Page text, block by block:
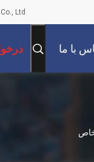
Ltd.
با ما
خاص